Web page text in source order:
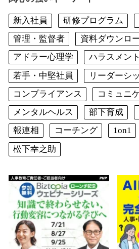
新入社員 研修プログラム
管理・監督者
資料ダウンロ
アドラー心理学
ハラスメント
若手・中堅社員
リーダーシ
コンプライアンス
コミュニ
メンタルヘルス
部下育成
報連相
コーチング 1on1
松下幸之助